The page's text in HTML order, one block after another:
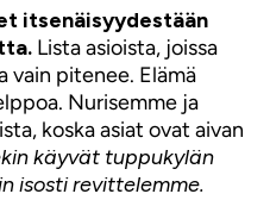
itsenäisyydestään
Lista asioista, joissa
vain pitenee. Elämä
Nurisemme ja
koska asiat ovat aivan
käyvät tuppukylän
isosti revittelemme.